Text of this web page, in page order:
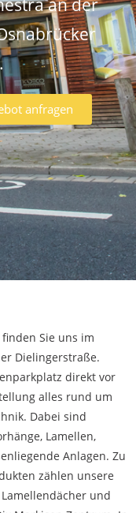
an der
anfragen
Sie uns im
Dielingerstraße.
direkt vor
alles rund um
Dabei sind
Lamellen,
Anlagen. Zu
zählen unsere
und